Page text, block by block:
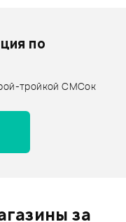
по
тройкой СМСок
за